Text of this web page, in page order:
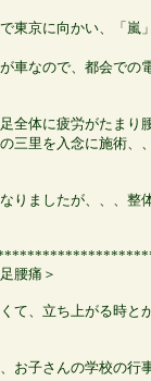
東京に向かい、「嵐
車なので、都会での
全体に疲労がたまり
三里を入念に施術、
りましたが、、、整
腰痛＞
て、立ち上がる時と
お子さんの学校の